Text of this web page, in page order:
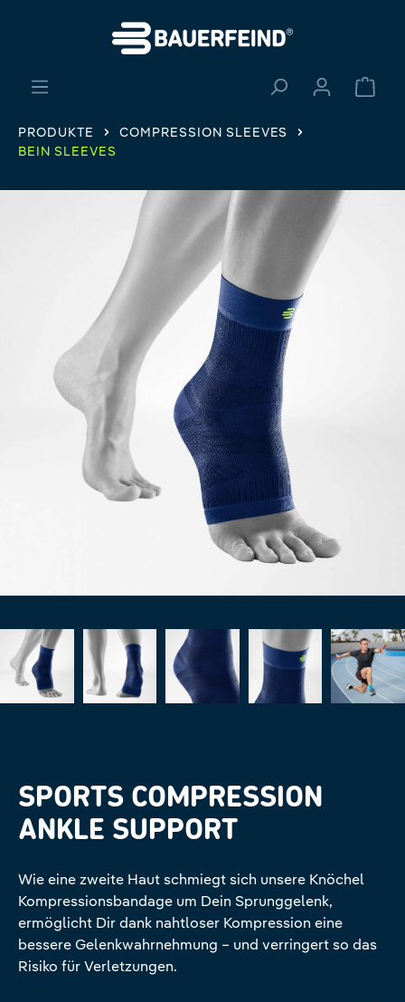
PRODUKTE
COMPRESSION SLEEVES
BEIN SLEEVES
SPORTS COMPRESSION
ANKLE SUPPORT
Wie eine zweite Haut schmiegt sich unsere Knöchel
Kompressionsbandage um Dein Sprunggelenk,
ermöglicht Dir dank nahtloser Kompression eine
bessere Gelenkwahrnehmung – und verringert so das
Risiko für Verletzungen.